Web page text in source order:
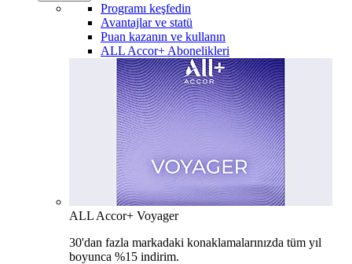
Programı keşfedin
Avantajlar ve statü
Puan kazanın ve kullanın
ALL Accor+ Abonelikleri
ALL Accor+ Voyager
30'dan fazla markadaki konaklamalarınızda tüm yıl
boyunca %15 indirim.